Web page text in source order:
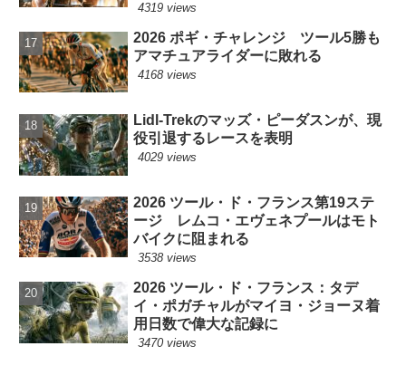
4319 views
2026 ポギ・チャレンジ ツール5勝も
アマチュアライダーに敗れる
4168 views
Lidl-Trekのマッズ・ピーダスンが、現
役引退するレースを表明
4029 views
2026 ツール・ド・フランス第19ステ
ージ レムコ・エヴェネプールはモト
バイクに阻まれる
3538 views
2026 ツール・ド・フランス：タデ
イ・ポガチャルがマイヨ・ジョーヌ着
用日数で偉大な記録に
3470 views